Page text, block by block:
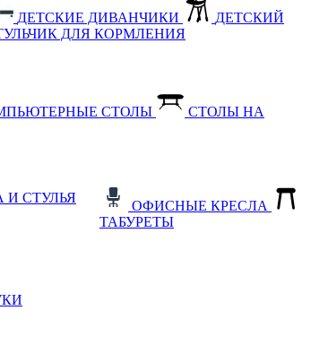
ДЕТСКИЕ ДИВАНЧИКИ
ДЕТСКИЙ
ДЛЯ КОРМЛЕНИЯ
СТОЛЫ
СТОЛЫ НА
И СТУЛЬЯ
ОФИСНЫЕ КРЕСЛА
ТАБУРЕТЫ